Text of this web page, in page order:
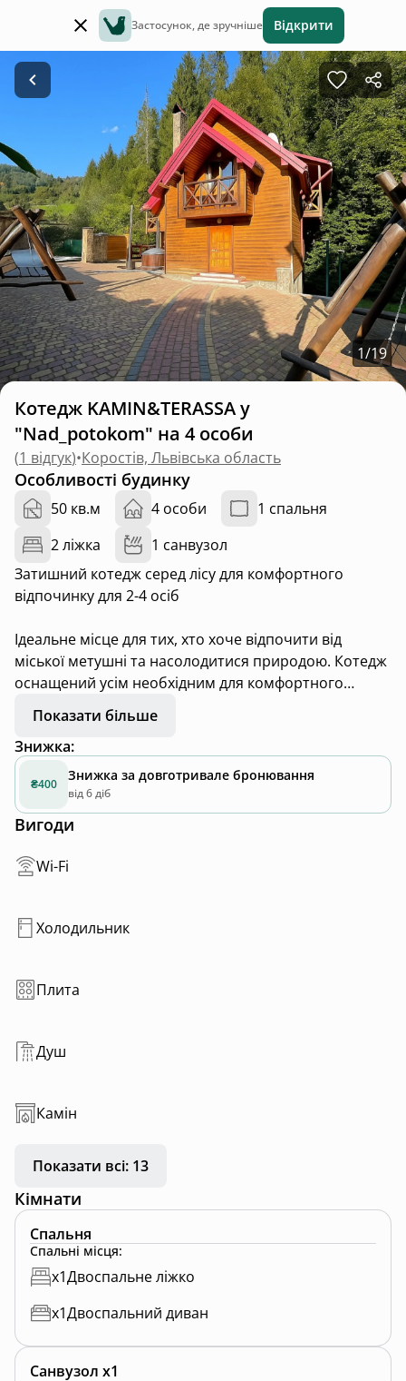
Застосунок, де зручніше Відкрити
1/19
Котедж KAMIN&TERASSA у
"Nad_potokom" на 4 особи
(1 відгук)•Коростів, Львівська область
Особливості будинку
50 кв.м 4 особи
1 спальня
2 ліжка
1 санвузол
Затишний котедж серед лісу для комфортного
відпочинку для 2-4 осіб
Ідеальне місце для тих, хто хоче відпочити від
міської метушні та насолодитися природою. Котедж
оснащений усім необхідним для комфортного
• камін для теплої та атмосферної вечірньої
атмосфери
• повністю обладнана кухня
• сучасний санвузол
• велика тераса з неймовірним краєвидом на ліс та
потічок
• комфортні спальні місця
Прокидайтесь під шум потічка та спів птахів,
відпочивайте душею серед природи
Показати більше
Знижка:
₴400
Знижка за довготривале бронювання
від 6 діб
Вигоди
Wi-Fi
Холодильник
Плита
Душ
Камін
Показати всі: 13
Кімнати
Спальня
Спальні місця:
x1Двоспальне ліжко
x1Двоспальний диван
Санвузол x1